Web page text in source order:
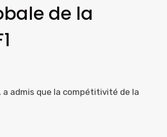
de la
a admis que la compétitivité de la